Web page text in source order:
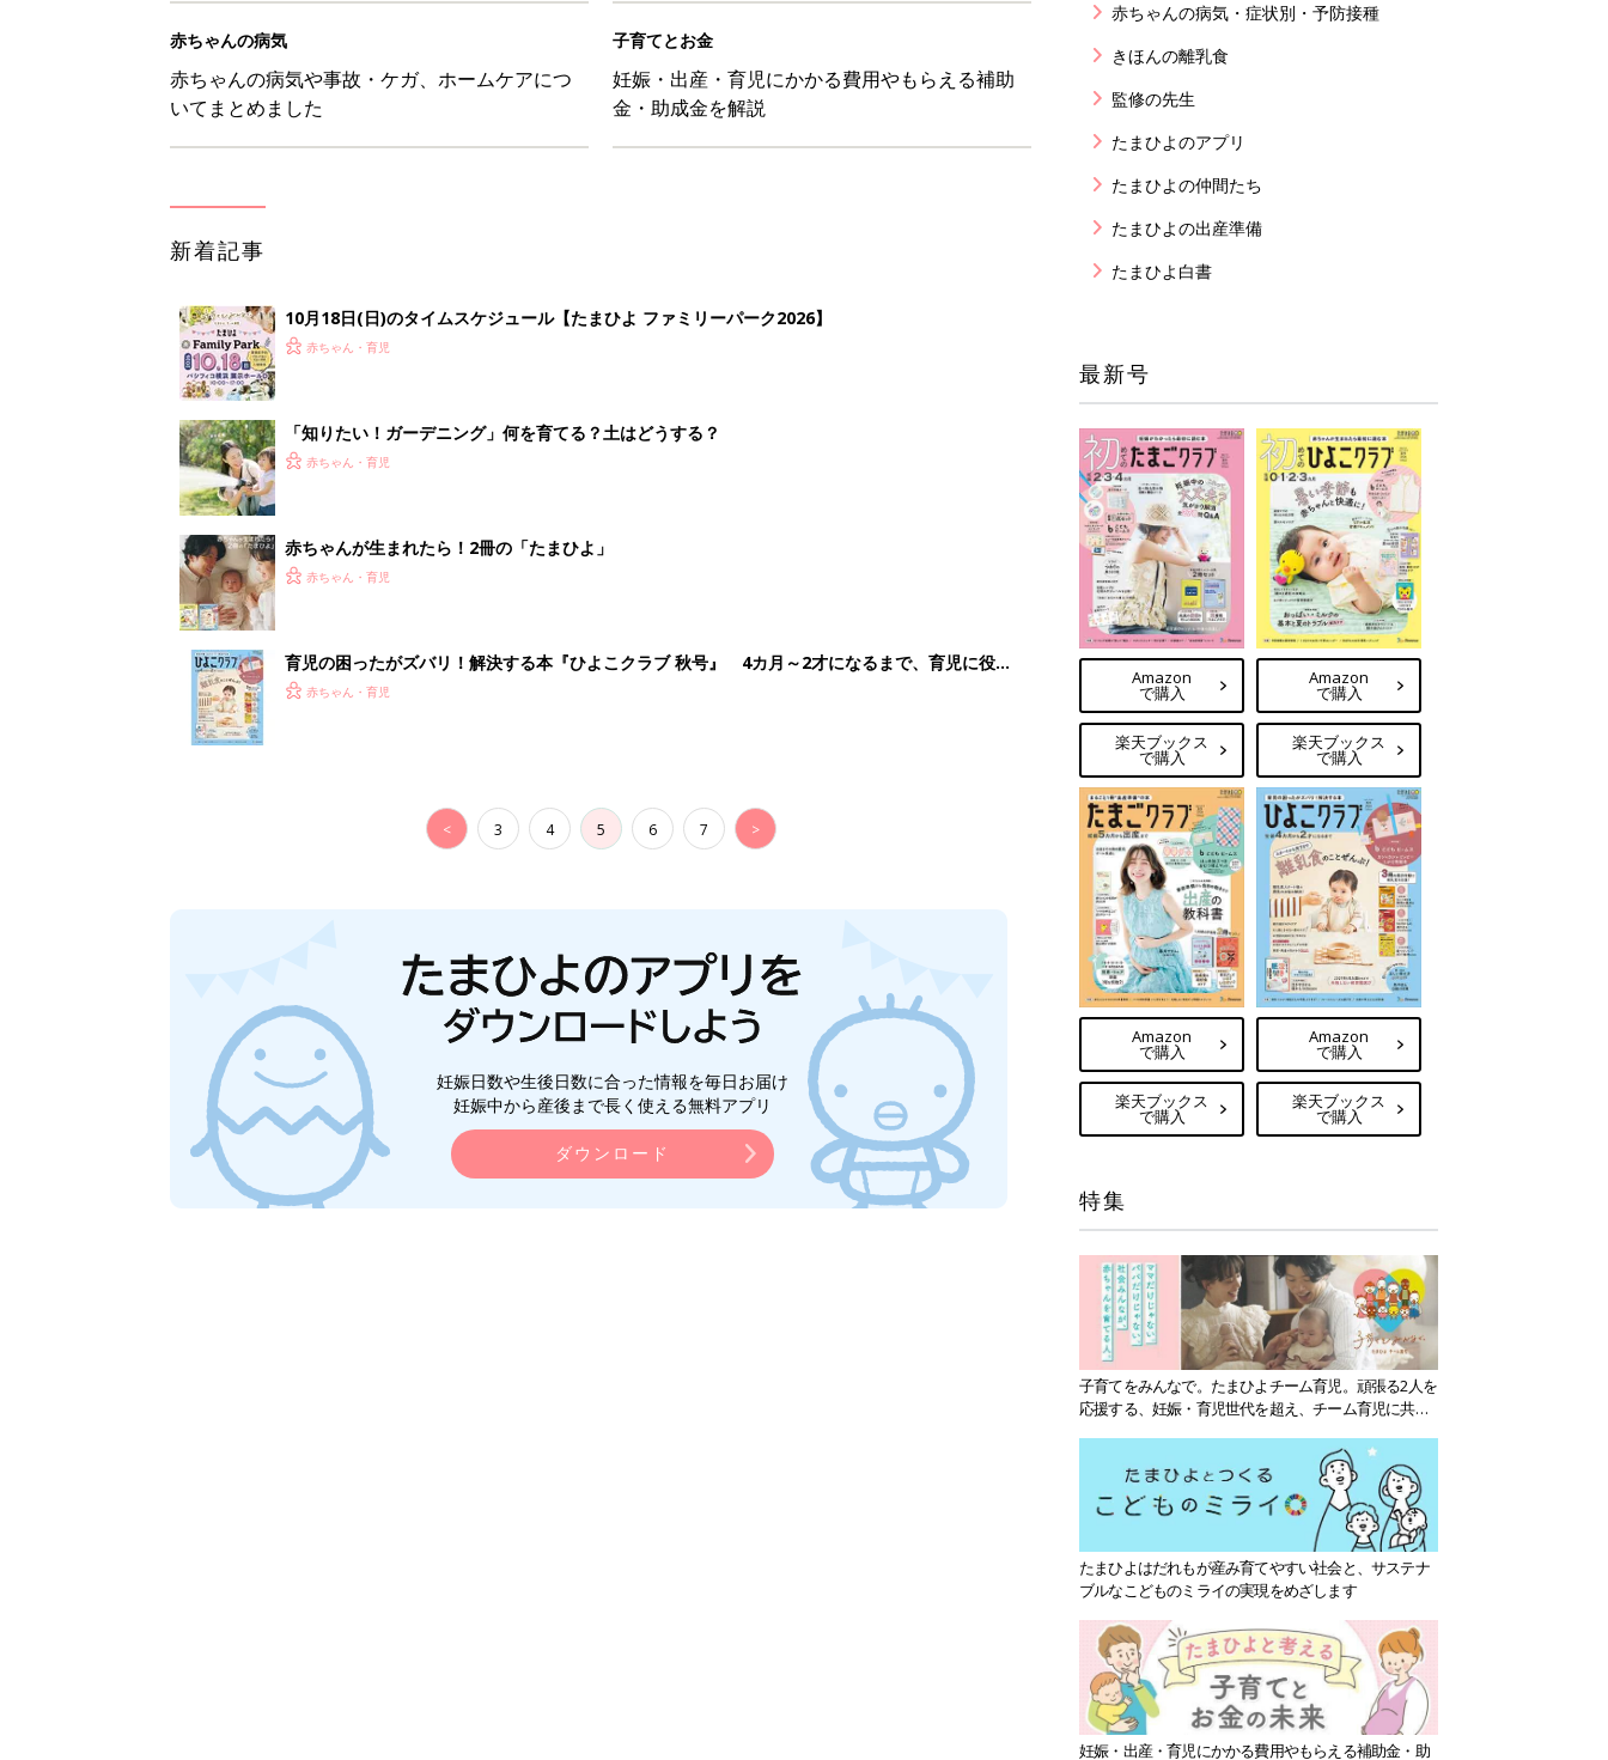
赤ちゃんの病気
赤ちゃんの病気や事故・ケガ、ホームケアにつ
いてまとめました
子育てとお金
妊娠・出産・育児にかかる費用やもらえる補助
金・助成金を解説
新着記事
10月18日(日)のタイムスケジュール【たまひよ ファミリーパーク2026】
赤ちゃん・育児
「知りたい！ガーデニング」何を育てる？土はどうする？
赤ちゃん・育児
赤ちゃんが生まれたら！2冊の「たまひよ」
赤ちゃん・育児
育児の困ったがズバリ！解決する本『ひよこクラブ 秋号』 4カ月～2才になるまで、育児に役立
つ情報がいっぱい！
赤ちゃん・育児
< 3 4 5 6 7 >
妊娠日数や生後日数に合った情報を毎日お届け
妊娠中から産後まで長く使える無料アプリ
ダウンロード
赤ちゃんの病気・症状別・予防接種
きほんの離乳食
監修の先生
たまひよのアプリ
たまひよの仲間たち
たまひよの出産準備
たまひよ白書
最新号
Amazon
で購入
楽天ブックス
で購入
Amazon
で購入
楽天ブックス
で購入
Amazon
で購入
楽天ブックス
で購入
Amazon
で購入
楽天ブックス
で購入
特集
子育てをみんなで。たまひよチーム育児。頑張る2人を
応援する、妊娠・育児世代を超え、チーム育児に共感
たまひよはだれもが産み育てやすい社会と、サステナ
ブルなこどものミライの実現をめざします
妊娠・出産・育児にかかる費用やもらえる補助金・助